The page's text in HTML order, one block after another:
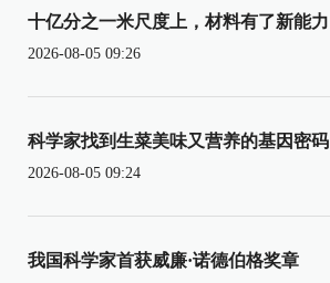
十亿分之一米尺度上，材料有了新能力
2026-08-05 09:26
科学家找到生菜美味又营养的基因密码
2026-08-05 09:24
我国科学家首获威廉·诺德伯格奖章